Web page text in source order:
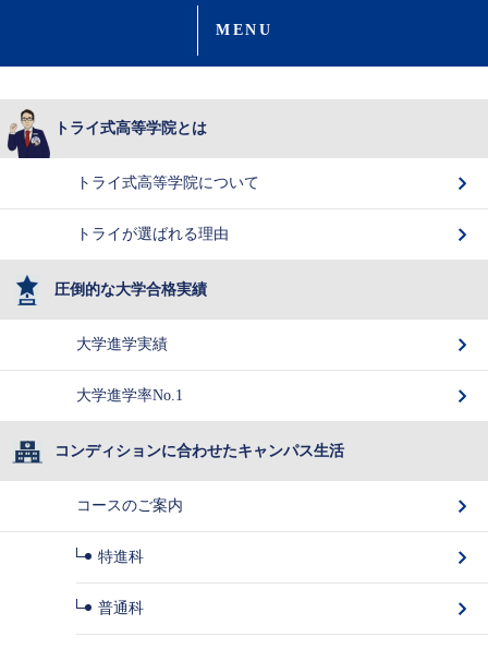
MENU
トライ式高等学院とは
トライ式高等学院について
トライが選ばれる理由
圧倒的な大学合格実績
大学進学実績
大学進学率No.1
コンディションに合わせたキャンパス生活
コースのご案内
特進科
普通科